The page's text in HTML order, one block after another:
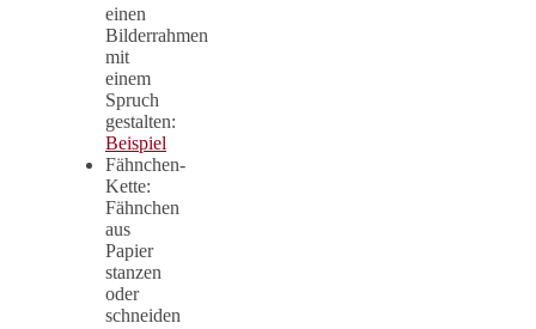
einen
Bilderrahmen
mit
einem
Spruch
gestalten:
Beispiel
Fähnchen-
Kette:
Fähnchen
aus
Papier
stanzen
oder
schneiden